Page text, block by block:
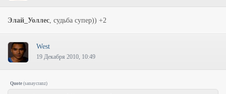
Элай_Уоллес, судьба супер)) +2
West
19 Декабря 2010, 10:49
Quote (sanaycranz)